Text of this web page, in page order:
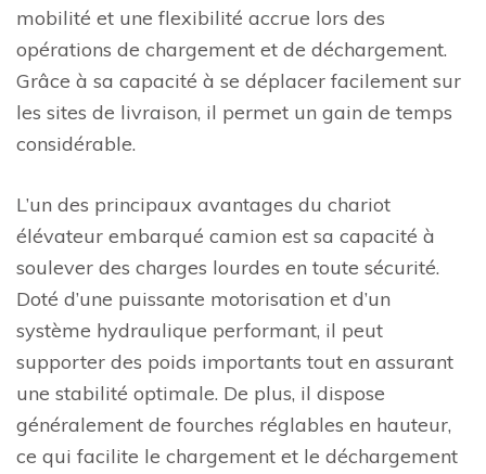
mobilité et une flexibilité accrue lors des
opérations de chargement et de déchargement.
Grâce à sa capacité à se déplacer facilement sur
les sites de livraison, il permet un gain de temps
considérable.
L’un des principaux avantages du chariot
élévateur embarqué camion est sa capacité à
soulever des charges lourdes en toute sécurité.
Doté d’une puissante motorisation et d’un
système hydraulique performant, il peut
supporter des poids importants tout en assurant
une stabilité optimale. De plus, il dispose
généralement de fourches réglables en hauteur,
ce qui facilite le chargement et le déchargement